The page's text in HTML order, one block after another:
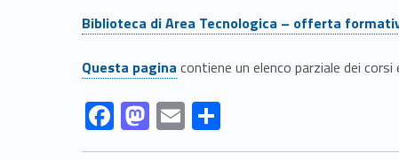
t
i
v
Link identifier #identifier__105776-3
Biblioteca di Area Tecnologica – offerta
Link identifier #identifier__176639-4
Questa pagina contiene un elenco parziale dei
Link identifier #identifier__54449-5
F
ac
Link identifier #identifier__22283-6 M
as
Link identifier #identifier__38526-7 E
m
Link identifier #identifier__117523-8
h